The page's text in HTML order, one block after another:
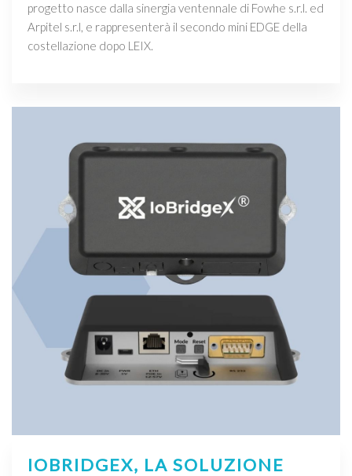
progetto nasce dalla sinergia ventennale di Fowhe s.r.l. ed
Arpitel s.r.l, e rappresenterà il secondo mini EDGE della
costellazione dopo LEIX.
IOBRIDGEX, LA SOLUZIONE